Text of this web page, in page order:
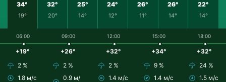
34°
19°
32°
20°
25°
14°
24°
12°
26°
11°
26°
14°
22°
14°
06:00
+19°
2 %
1.8 м/с
09:00
+26°
2 %
0.9 м/
12:00
+32°
2 %
1.4 м/с
15:00
+34°
9 %
1.4 м/с
18:00
+32°
24 %
1.5 м/с